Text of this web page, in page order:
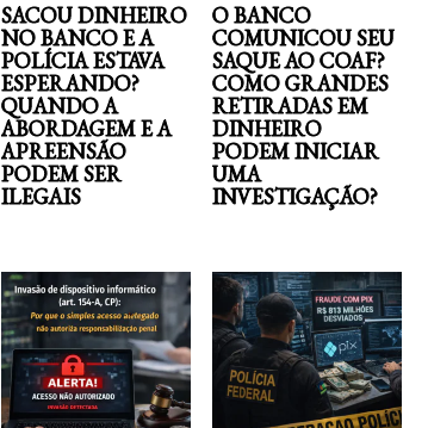
SACOU DINHEIRO
NO BANCO E A
POLÍCIA ESTAVA
ESPERANDO?
QUANDO A
ABORDAGEM E A
APREENSÃO
PODEM SER
ILEGAIS
O BANCO
COMUNICOU SEU
SAQUE AO COAF?
COMO GRANDES
RETIRADAS EM
DINHEIRO
PODEM INICIAR
UMA
INVESTIGAÇÃO?